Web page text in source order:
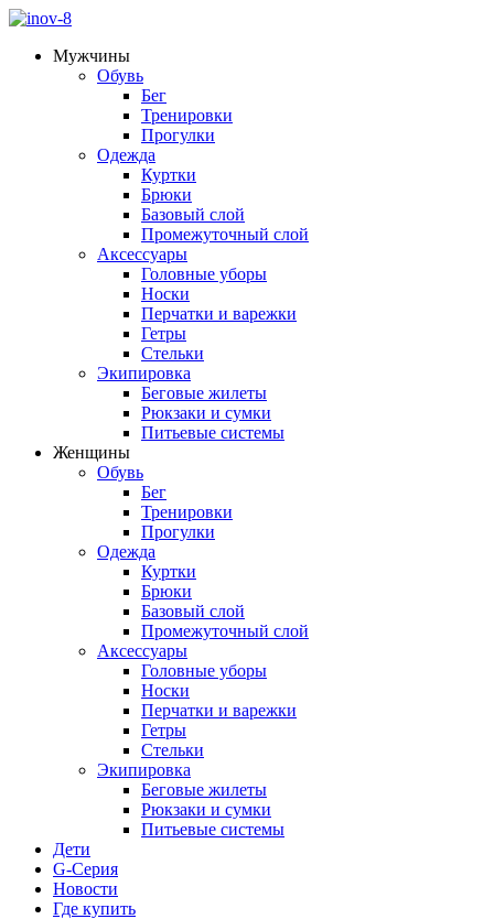
Мужчины
Обувь
Бег
Тренировки
Прогулки
Одежда
Куртки
Брюки
Базовый слой
Промежуточный слой
Аксессуары
Головные уборы
Носки
Перчатки и варежки
Гетры
Стельки
Экипировка
Беговые жилеты
Рюкзаки и сумки
Питьевые системы
Женщины
Обувь
Бег
Тренировки
Прогулки
Одежда
Куртки
Брюки
Базовый слой
Промежуточный слой
Аксессуары
Головные уборы
Носки
Перчатки и варежки
Гетры
Стельки
Экипировка
Беговые жилеты
Рюкзаки и сумки
Питьевые системы
Дети
G-Серия
Новости
Где купить